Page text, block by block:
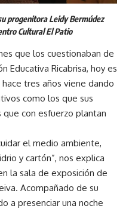
progenitora Leidy Bermúdez
Cultural El Patio
que los cuestionaban de
Educativa Ricabrisa, hoy es
tres años viene dando
como los que sus
con esfuerzo plantan
el medio ambiente,
y cartón”, nos explica
la sala de exposición de
Acompañado de su
a presenciar una noche